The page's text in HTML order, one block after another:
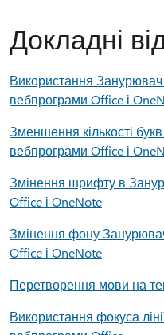
Докладні
Використання Занурювач
вебпрограми Office і
Зменшення кількості
вебпрограми Office і
Змінення шрифту в
Office і OneNote
Змінення фону
Office і OneNote
Перетворення мови на
Використання фокуса